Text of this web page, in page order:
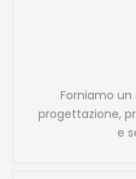
Forniamo
progettazione,
e